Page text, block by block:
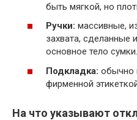
быть мягкой, но
Ручки: массивные,
захвата, сделанные
основное тело сумки.
Подкладка: обычно
фирменной
На что указывают